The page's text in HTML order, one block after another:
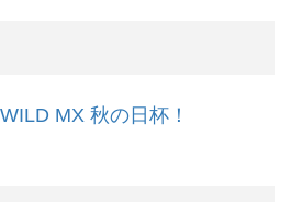
MX 秋の日杯！